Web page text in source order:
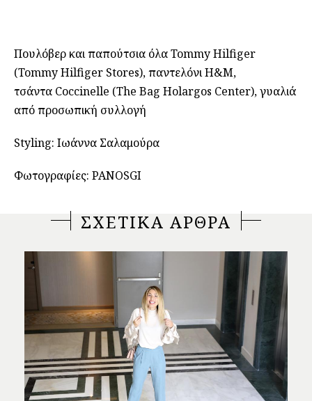
Πουλόβερ και παπούτσια όλα Tommy Hilfiger
(Tommy Hilfiger Stores), παντελόνι H&M,
τσάντα Coccinelle (The Bag Holargos Center), γυαλιά
από προσωπική συλλογή
Styling: Ιωάννα Σαλαμούρα
Φωτογραφίες: PANOSGI
ΣΧΕΤΙΚΑ ΑΡΘΡΑ